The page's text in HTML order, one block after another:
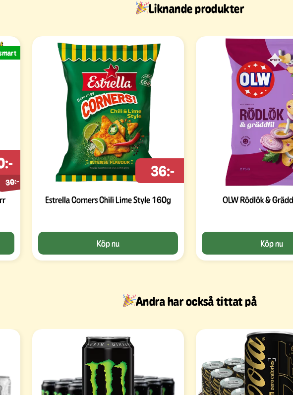
Liknande produkter
30:-
Estrella Corners Chili Lime Style 160g
36:-
Köp nu
OLW Rödlök &
Köp nu
Andra har också tittat på